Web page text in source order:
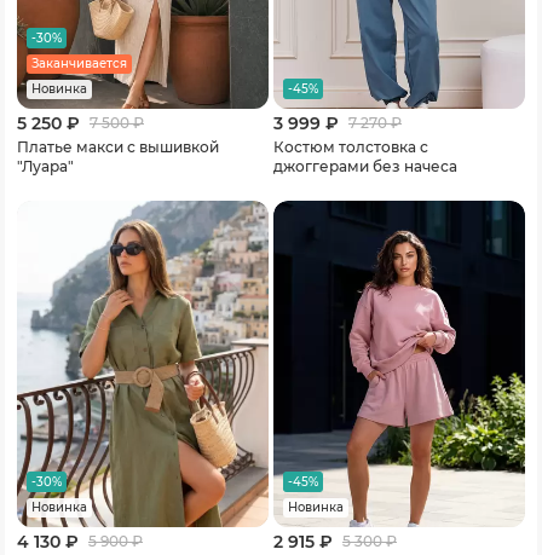
-30%
Заканчивается
Новинка
5 250 ₽ 7 500₽
Платье макси с вышивкой
"Луара"
-45%
3 999 ₽ 7 270₽
Костюм толстовка с
джоггерами без начеса
-30%
Новинка
4 130 ₽ 5 900₽
-45%
Новинка
2 915 ₽ 5 300₽